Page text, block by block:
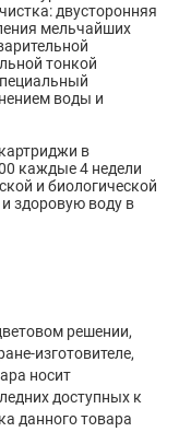
двусторонняя
мельчайших
тонкой
воды и
в
каждые 4 недели
и биологической
здоровую воду в
решении,
изготовителе,
носит
доступных к
данного товара